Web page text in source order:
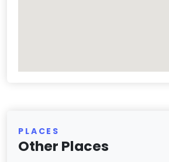
PLACES
Other Places